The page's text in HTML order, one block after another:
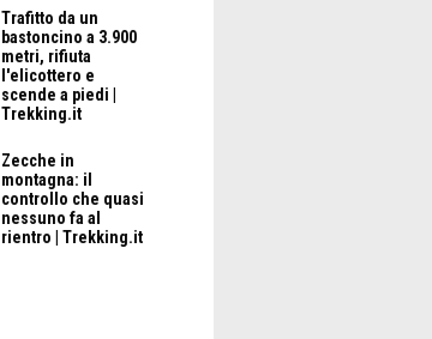
Trafitto da un
bastoncino a 3.900
metri, rifiuta
l'elicottero e
scende a piedi |
Trekking.it
Zecche in
montagna: il
controllo che quasi
nessuno fa al
rientro | Trekking.it